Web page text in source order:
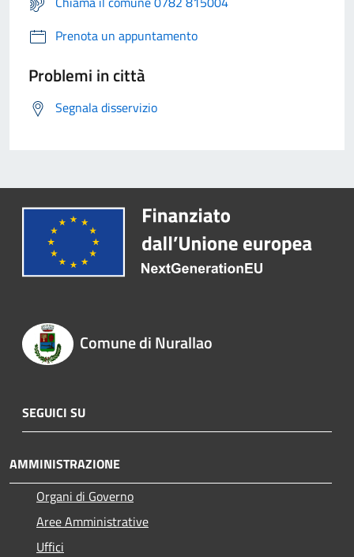
Prenota un appuntamento
Problemi in città
Segnala disservizio
Comune di Nurallao
SEGUICI SU
AMMINISTRAZIONE
Organi di Governo
Aree Amministrative
Uffici